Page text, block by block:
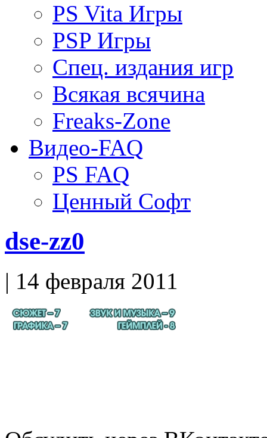
PS Vita Игры
PSP Игры
Спец. издания игр
Всякая всячина
Freaks-Zone
Видео-FAQ
PS FAQ
Ценный Софт
dse-zz0
| 14 февраля 2011